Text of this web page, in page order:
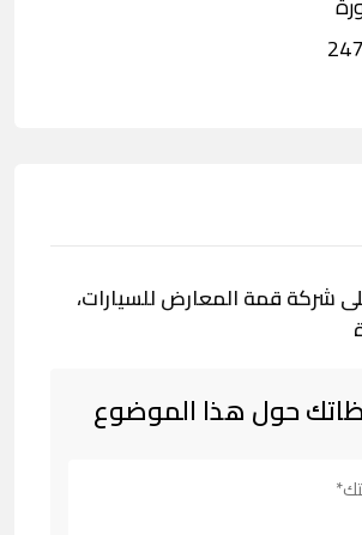
شركة قمة المعارض للسيارات،
حول هذا الموضوع